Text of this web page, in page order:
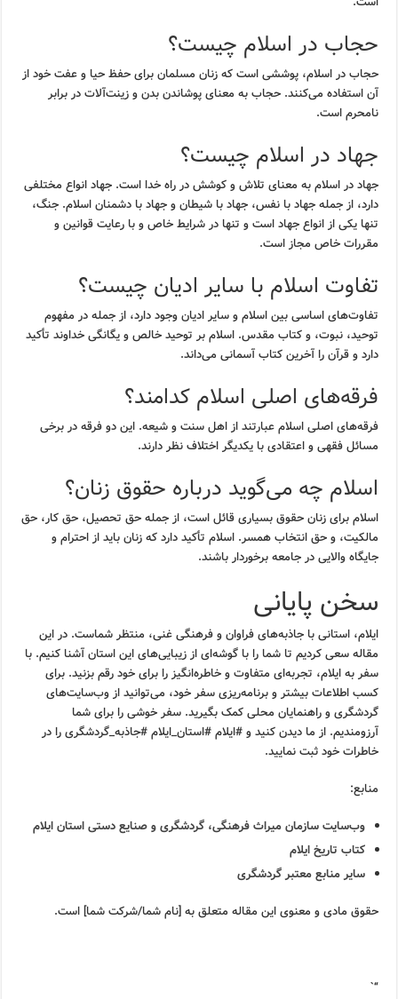
حجاب در اسلام چیست؟
حجاب در اسلام، پوششی است که زنان مسلمان برای حفظ حیا و عفت خود از
آن استفاده می‌کنند. حجاب به معنای پوشاندن بدن و زینت‌آلات در برابر
نامحرم است.
جهاد در اسلام چیست؟
جهاد در اسلام به معنای تلاش و کوشش در راه خدا است. جهاد انواع مختلفی
دارد، از جمله جهاد با نفس، جهاد با شیطان و جهاد با دشمنان اسلام. جنگ،
تنها یکی از انواع جهاد است و تنها در شرایط خاص و با رعایت قوانین و
مقررات خاص مجاز است.
تفاوت اسلام با سایر ادیان چیست؟
تفاوت‌های اساسی بین اسلام و سایر ادیان وجود دارد، از جمله در مفهوم
توحید، نبوت، و کتاب مقدس. اسلام بر توحید خالص و یگانگی خداوند تأکید
دارد و قرآن را آخرین کتاب آسمانی می‌داند.
فرقه‌های اصلی اسلام کدامند؟
فرقه‌های اصلی اسلام عبارتند از اهل سنت و شیعه. این دو فرقه در برخی
مسائل فقهی و اعتقادی با یکدیگر اختلاف نظر دارند.
اسلام چه می‌گوید درباره حقوق زنان؟
اسلام برای زنان حقوق بسیاری قائل است، از جمله حق تحصیل، حق کار، حق
مالکیت، و حق انتخاب همسر. اسلام تأکید دارد که زنان باید از احترام و
جایگاه والایی در جامعه برخوردار باشند.
سخن پایانی
ایلام، استانی با جاذبه‌های فراوان و فرهنگی غنی، منتظر شماست. در این
مقاله سعی کردیم تا شما را با گوشه‌ای از زیبایی‌های این استان آشنا کنیم. با
سفر به ایلام، تجربه‌ای متفاوت و خاطره‌انگیز را برای خود رقم بزنید. برای
کسب اطلاعات بیشتر و برنامه‌ریزی سفر خود، می‌توانید از وب‌سایت‌های
گردشگری و راهنمایان محلی کمک بگیرید. سفر خوشی را برای شما
آرزومندیم. از ما دیدن کنید و #ایلام #استان_ایلام #جاذبه_گردشگری را در
خاطرات خود ثبت نمایید.
منابع:
وب‌سایت سازمان میراث فرهنگی، گردشگری و صنایع دستی استان ایلام
کتاب تاریخ ایلام
سایر منابع معتبر گردشگری
حقوق مادی و معنوی این مقاله متعلق به [نام شما/شرکت شما] است.
“`